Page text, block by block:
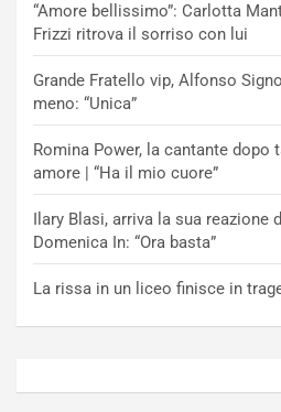
“Amore bellissimo”: Carlotta
Frizzi ritrova il sorriso con lui
Grande Fratello vip, Alfonso
meno: “Unica”
Romina Power, la cantante dopo
amore | “Ha il mio cuore”
Ilary Blasi, arriva la sua
Domenica In: “Ora basta”
La rissa in un liceo finisce in